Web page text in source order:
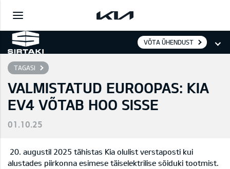
VÕTA ÜHENDUST
TAGASI
VALMISTATUD EUROOPAS: KIA
EV4 VÕTAB HOO SISSE
01.10.25
20. augustil 2025 tähistas Kia olulist verstaposti kui
alustades piirkonna esimese täiselektrilise sõiduki tootmist.